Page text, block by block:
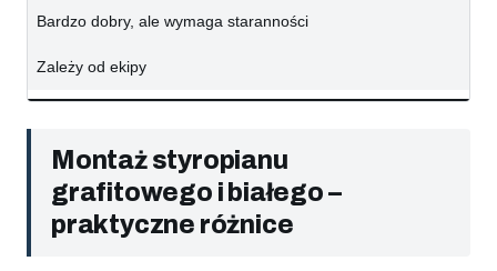
Bardzo dobry, ale wymaga staranności
Zależy od ekipy
Montaż styropianu
grafitowego i białego –
praktyczne różnice